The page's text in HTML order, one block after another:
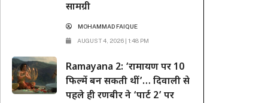
सामग्री
MOHAMMAD FAIQUE
AUGUST 4, 2026 | 1:48 PM
Ramayana 2: ‘रामायण पर 10
फिल्में बन सकती थीं’… दिवाली से
पहले ही रणबीर ने ‘पार्ट 2’ पर